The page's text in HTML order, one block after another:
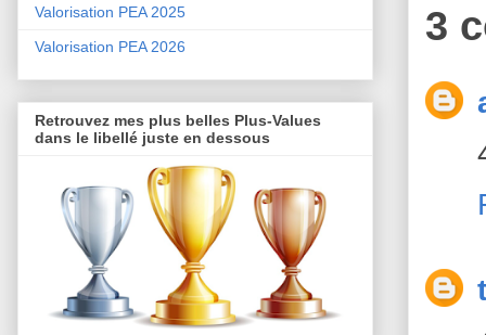
3
Valorisation PEA 2025
Valorisation PEA 2026
Retrouvez mes plus belles Plus-Values
dans le libellé juste en dessous